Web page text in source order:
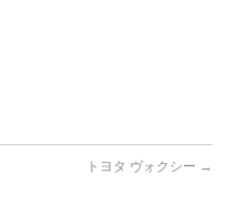
トヨタ ヴォクシー →